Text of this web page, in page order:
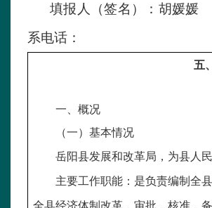
填报人（签名）：胡媛媛
系电话：
五
一、概况
（一）基本情况
岳阳县发展和改革局，为县人
主要工作职能：是负责编制全
全县经济体制改革，审批、核准、